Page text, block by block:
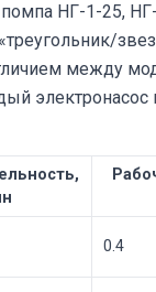
НГ-1-25,
между
электронасос
0.4